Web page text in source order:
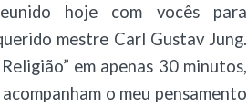
hoje com vocês para
mestre Carl Gustav Jung.
em apenas 30 minutos,
o meu pensamento